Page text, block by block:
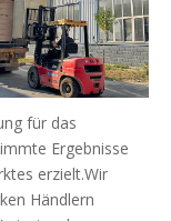
für das
Ergebnisse
erzielt.Wir
Händlern